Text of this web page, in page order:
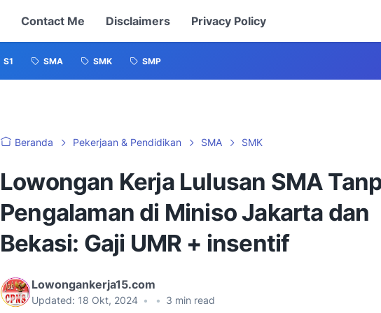
Contact Me Disclaimers Privacy Policy
S1 SMA SMK SMP
Beranda Pekerjaan & Pendidikan SMA SMK
Lowongan Kerja Lulusan SMA
Pengalaman di Miniso Jakarta dan
Bekasi: Gaji UMR + insentif
Lowongankerja15.com
Updated: 18 Okt, 2024 • • 3 min read